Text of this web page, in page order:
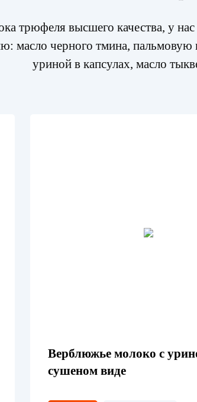
трюфеля высшего качества, у
масло черного тмина,
уриной в капсулах, масло
Верблюжье молоко с
сушеном виде